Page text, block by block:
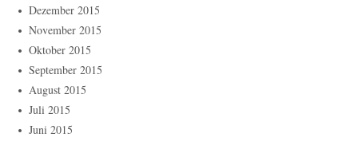
Dezember 2015
November 2015
Oktober 2015
September 2015
August 2015
Juli 2015
Juni 2015